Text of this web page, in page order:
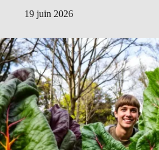
19 juin 2026